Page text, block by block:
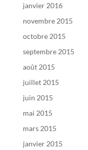
janvier 2016
novembre 2015
octobre 2015
septembre 2015
août 2015
juillet 2015
juin 2015
mai 2015
mars 2015
janvier 2015